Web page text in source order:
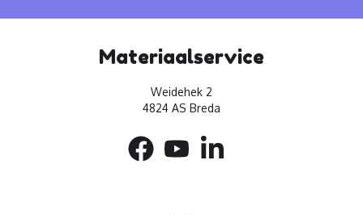
Materiaalservice
Weidehek 2
4824 AS Breda